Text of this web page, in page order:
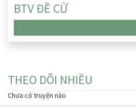
BTV ĐỀ CỬ
THEO DÕI NHIỀU
Chưa có truyện nào